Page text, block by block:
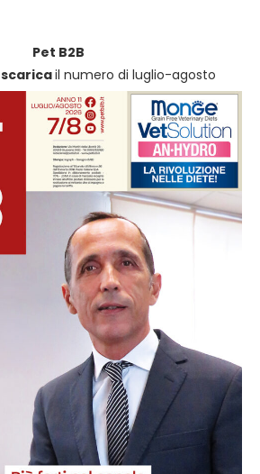
Pet B2B
scaricail numero di luglio-agosto